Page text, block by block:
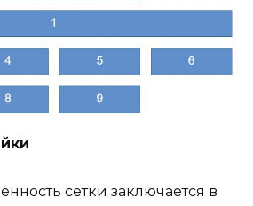
сетки заключается в